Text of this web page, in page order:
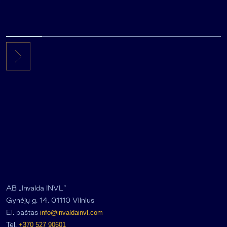
AB „Invalda INVL“
Gynėjų g. 14, 01110 Vilnius
El. paštas info@invaldainvl.com
Tel. +370 527 90601